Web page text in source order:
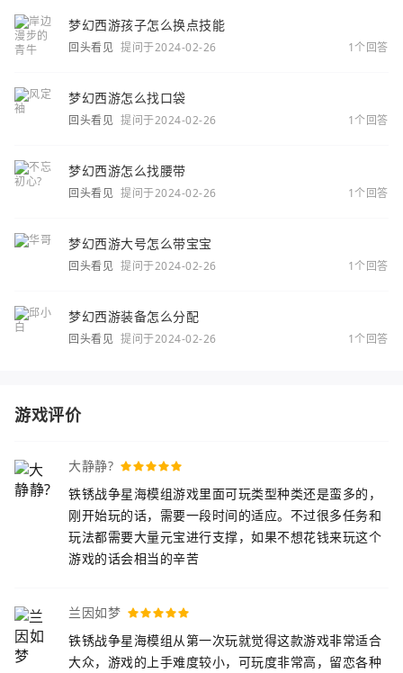
梦幻西游孩子怎么换点技能
回头看见 提问于2024-02-26 1个回答
梦幻西游怎么找口袋
回头看见 提问于2024-02-26 1个回答
梦幻西游怎么找腰带
回头看见 提问于2024-02-26 1个回答
梦幻西游大号怎么带宝宝
回头看见 提问于2024-02-26 1个回答
梦幻西游装备怎么分配
回头看见 提问于2024-02-26 1个回答
游戏评价
大静静?
铁锈战争星海模组游戏里面可玩类型种类还是蛮多的，
刚开始玩的话，需要一段时间的适应。不过很多任务和
玩法都需要大量元宝进行支撑，如果不想花钱来玩这个
游戏的话会相当的辛苦
兰因如梦
铁锈战争星海模组从第一次玩就觉得这款游戏非常适合
大众，游戏的上手难度较小，可玩度非常高，留恋各种